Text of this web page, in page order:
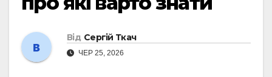
Від Сергій Ткач
ЧЕР 25, 2026